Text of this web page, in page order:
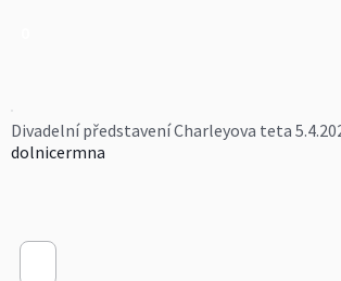
Divadelní představení Charleyova teta
dolnicermna